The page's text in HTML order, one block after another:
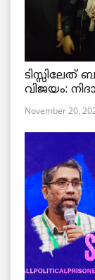
വിജയം:
November 20,